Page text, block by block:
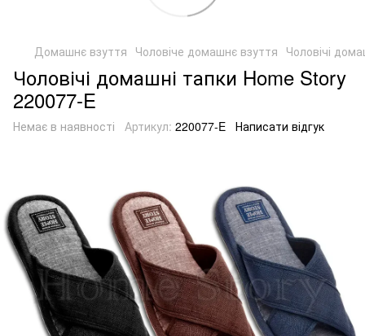
Домашнє взуття Чоловіче домашнє взуття Чоловічі
Чоловічі домашні тапки Home Story
220077-E
Немає в наявності Артикул: 220077-E Написати відгук